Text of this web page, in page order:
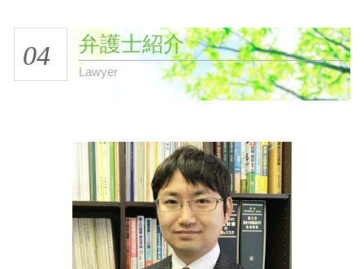
04 弁護士紹介
Lawyer